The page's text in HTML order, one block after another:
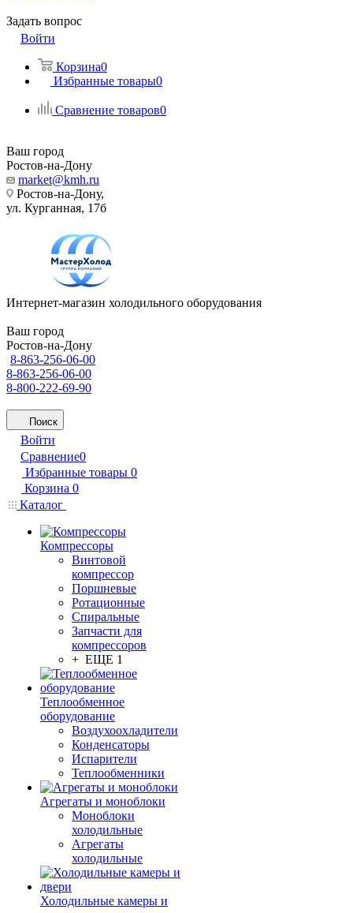
Задать вопрос
Войти
Корзина0
Избранные товары0
Сравнение товаров0
Ваш город
Ростов-на-Дону
market@kmh.ru
Ростов-на-Дону,
ул. Курганная, 17б
Интернет-магазин холодильного оборудования
Ваш город
Ростов-на-Дону
8-863-256-06-00
8-863-256-06-00
8-800-222-69-90
Поиск
Войти
Сравнение0
Избранные товары 0
Корзина 0
Каталог
Компрессоры
Винтовой
компрессор
Поршневые
Ротационные
Спиральные
Запчасти для
компрессоров
+ ЕЩЕ 1
Теплообменное
оборудование
Воздухоохладители
Конденсаторы
Испарители
Теплообменники
Агрегаты и моноблоки
Моноблоки
холодильные
Агрегаты
холодильные
Холодильные камеры и